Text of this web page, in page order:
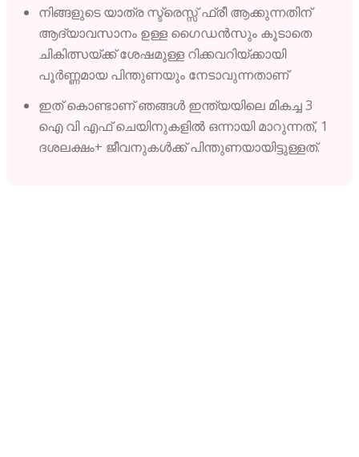
നിങ്ങളുടെ യാത്ര സ്ട്രെസ്സ് ഫ്രീ ആക്കുന്നതിന്
ആദ്യാവസാനം ഉള്ള ഗൈഡൻസും കൂടാതെ
ചികിത്സയ്ക്ക് ശേഷമുള്ള റിക്കവറിയ്ക്കായി
പൂർണ്ണമായ പിന്തുണയും നേടാവുന്നതാണ്
ഇത് കൊണ്ടാണ് ഞങ്ങൾ ഇന്ത്യയിലെ മികച്ച 3
ഐ വി എഫ് ചെയിനുകളിൽ ഒന്നായി മാറുന്നത്, 1
ദശലക്ഷം+ ജീവനുകൾക്ക് പിന്തുണയായിട്ടുള്ളത്.